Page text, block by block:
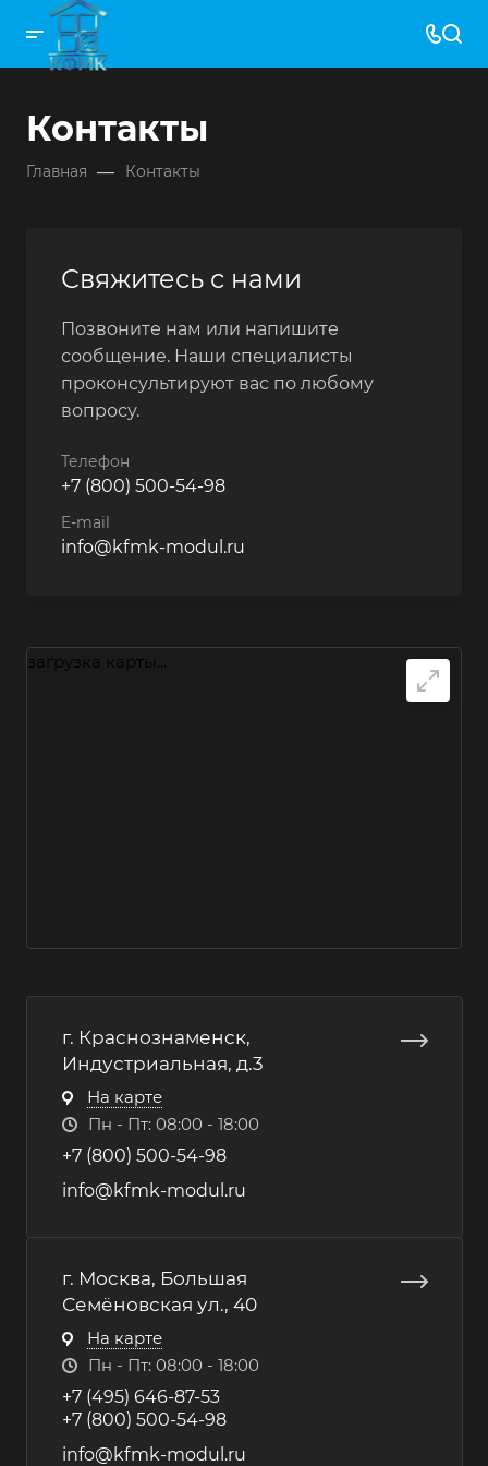
Контакты
Главная — Контакты
загрузка карты...
г. Краснознаменск,
Индустриальная, д.3
На карте
Пн - Пт: 08:00 - 18:00
+7 (800) 500-54-98
info@kfmk-modul.ru
г. Москва, Большая
Семёновская ул., 40
На карте
Пн - Пт: 08:00 - 18:00
+7 (495) 646-87-53
+7 (800) 500-54-98
info@kfmk-modul.ru
Свяжитесь с нами
Позвоните нам или напишите
сообщение. Наши специалисты
проконсультируют вас по любому
вопросу.
Телефон
+7 (800) 500-54-98
E-mail
info@kfmk-modul.ru